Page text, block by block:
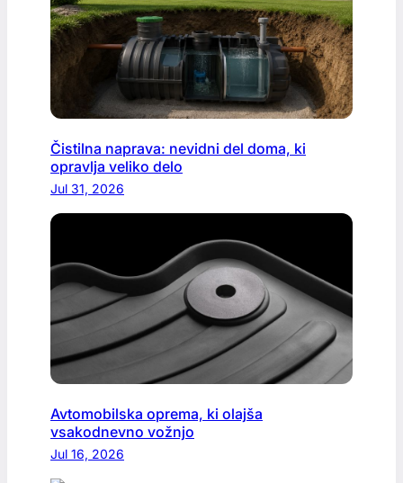
Čistilna naprava: nevidni del doma, ki
opravlja veliko delo
Jul 31, 2026
Avtomobilska oprema, ki olajša
vsakodnevno vožnjo
Jul 16, 2026